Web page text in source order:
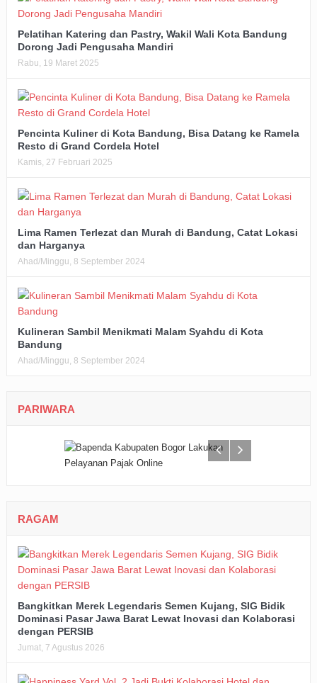
Pelatihan Katering dan Pastry, Wakil Wali Kota Bandung
Dorong Jadi Pengusaha Mandiri
Rabu, 19 Maret 2025
Pencinta Kuliner di Kota Bandung, Bisa Datang ke Ramela
Resto di Grand Cordela Hotel
Kamis, 27 Februari 2025
Lima Ramen Terlezat dan Murah di Bandung, Catat Lokasi
dan Harganya
Ahad/Minggu, 8 September 2024
Kulineran Sambil Menikmati Malam Syahdu di Kota
Bandung
Ahad/Minggu, 8 September 2024
PARIWARA
RAGAM
Bangkitkan Merek Legendaris Semen Kujang, SIG Bidik
Dominasi Pasar Jawa Barat Lewat Inovasi dan Kolaborasi
dengan PERSIB
Jumat, 7 Agustus 2026